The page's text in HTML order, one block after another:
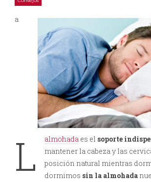
L
a
almohada es el soporte
mantener la cabeza y las
posición natural mientras
dormimos sin la almohada